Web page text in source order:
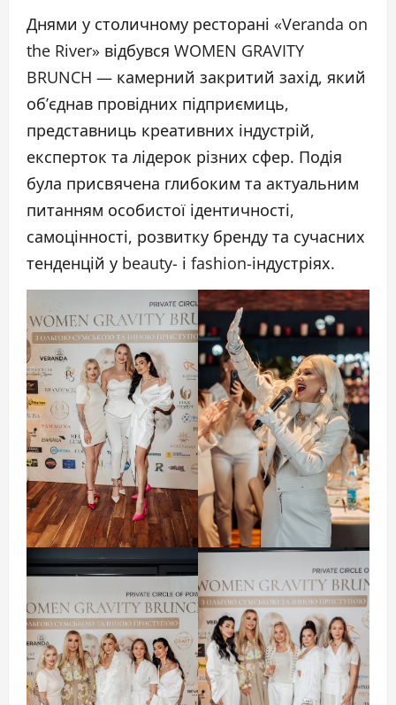
Днями у столичному ресторані «Veranda on
the River» відбувся WOMEN GRAVITY
BRUNCH — камерний закритий захід, який
об’єднав провідних підприємиць,
представниць креативних індустрій,
експерток та лідерок різних сфер. Подія
була присвячена глибоким та актуальним
питанням особистої ідентичності,
самоцінності, розвитку бренду та сучасних
тенденцій у beauty- і fashion-індустріях.